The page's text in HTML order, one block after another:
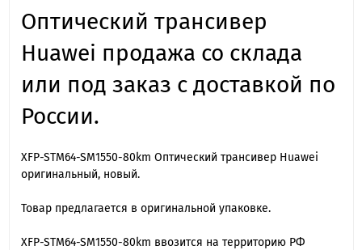
Оптический трансивер
Huawei продажа со склада
или под заказ с доставкой по
России.
XFP-STM64-SM1550-80km Оптический трансивер Huawei
оригинальный, новый.
Товар предлагается в оригинальной упаковке.
XFP-STM64-SM1550-80km ввозится на территорию РФ